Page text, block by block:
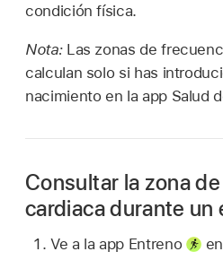
condición física.
Nota: Las zonas de
calculan solo si has
nacimiento en la app Salud
Consultar la zona
cardiaca durante un
Ve a la app Entreno
en